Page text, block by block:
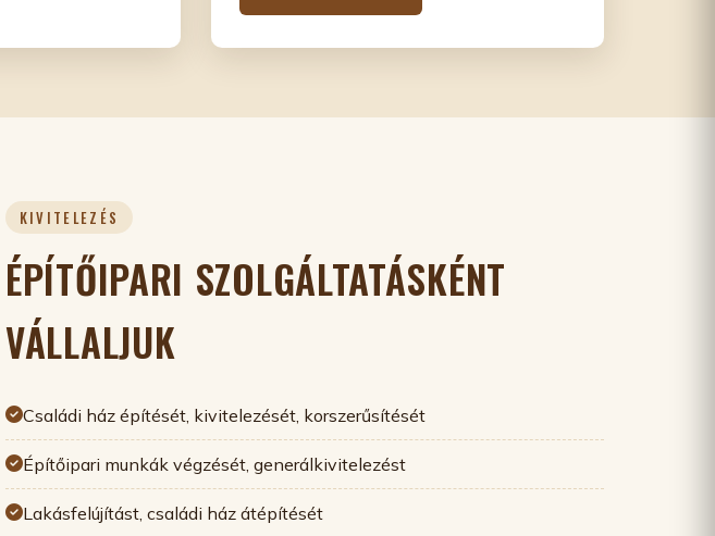
KIVITELEZÉS
ÉPÍTŐIPARI SZOLGÁLTATÁSKÉNT
VÁLLALJUK
Családi ház építését, kivitelezését, korszerűsítését
Építőipari munkák végzését, generálkivitelezést
Lakásfelújítást, családi ház átépítését